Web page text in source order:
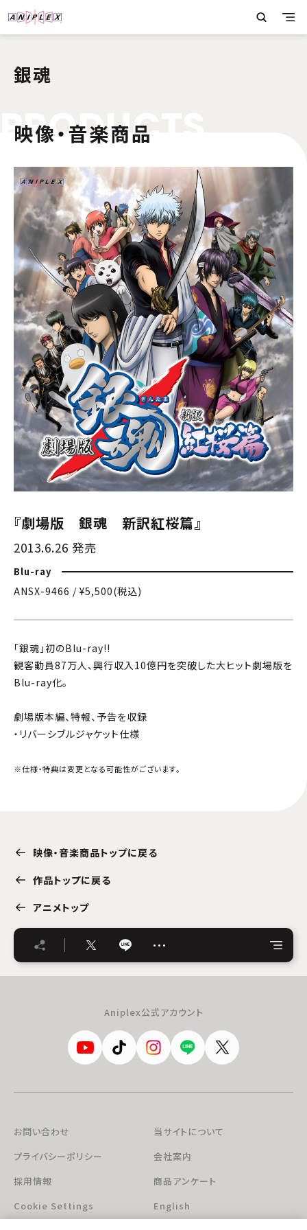
銀魂
PRODUC
映像・音楽商品
『劇場版 銀魂 新訳紅桜篇』
2013.6.26 発売
Blu-ray
ANSX-9466 / ¥5,500(税込)
「銀魂」初のBlu-ray!!
観客動員87万人、興行収入10億円を突破した大ヒット劇場版を
Blu-ray化。
劇場版本編、特報、予告を収録
・リバーシブルジャケット仕様
※仕様・特典は変更となる可能性がございます。
映像・音楽商品トップに戻る
作品トップに戻る
アニメトップ
…
Aniplex公式アカウント
お問い合わせ
当サイトについて
プライバシーポリシー
会社案内
採用情報
商品アンケート
Cookie Settings
English